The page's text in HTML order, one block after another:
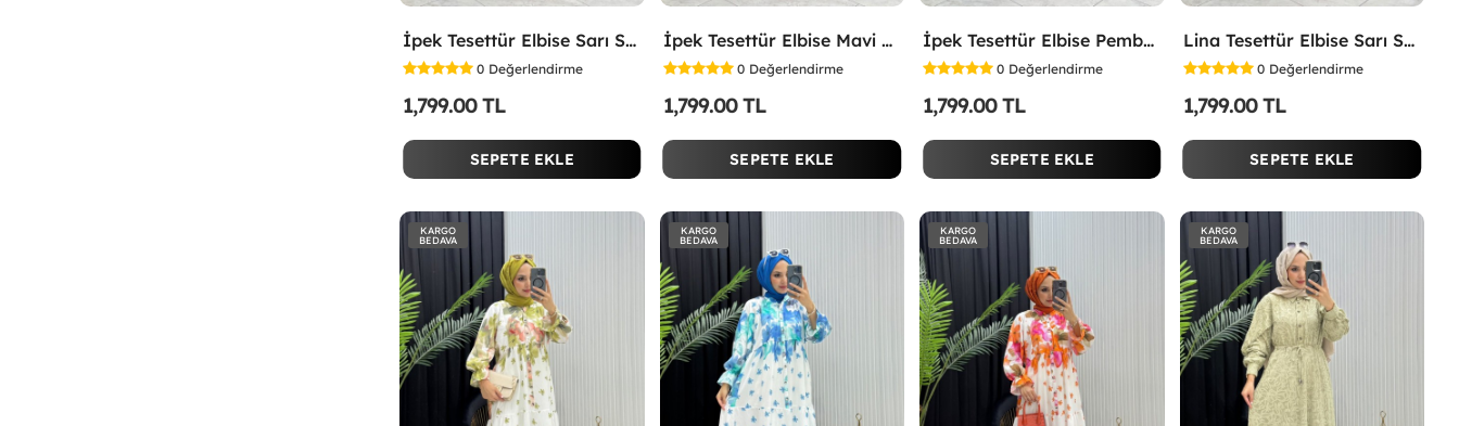
İpek Tesettür Elbise Sarı Sarı
0 Değerlendirme
1,799.00 TL
SEPETE EKLE
İpek Tesettür Elbise Mavi Mavi
0 Değerlendirme
1,799.00 TL
SEPETE EKLE
İpek Tesettür Elbise Pembe Pembe
0 Değerlendirme
1,799.00 TL
SEPETE EKLE
Lina Tesettür Elbise Sarı Sarı
0 Değerlendirme
1,799.00 TL
SEPETE EKLE
KARGO
BEDAVA
KARGO
BEDAVA
KARGO
BEDAVA
KARGO
BEDAVA